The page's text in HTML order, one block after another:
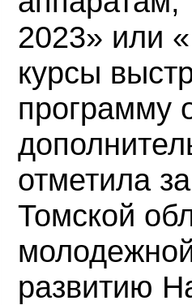
2023» или
курсы
программу
отметила
Томской
развитию